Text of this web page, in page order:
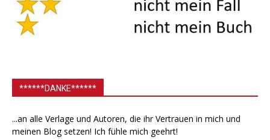
******DANKE******
...an alle Verlage und Autoren, die ihr Vertrauen in mich und
meinen Blog setzen! Ich fühle mich geehrt!